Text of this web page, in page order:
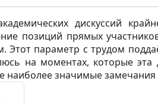
дискуссий
позиций прямых
Этот параметр с трудом
на моментах, которые
наиболее значимые замечания